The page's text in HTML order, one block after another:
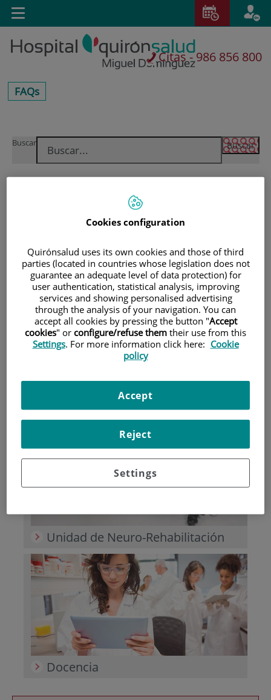
Saltar al contenido
centros-
faq
FAQs
Citas - 986 856 800
Buscar
Toggle
navigation
Pacientes y visitantes
Aseguradoras y mutuas
Unidad de Neuro-Rehabilitación
Docencia
Cookies configuration
Quirónsalud uses its own cookies and those of third
parties (located in countries whose legislation does not
guarantee an adequate level of data protection) for
user authentication, statistical analysis, improving
services and showing personalised advertising
through the analysis of your navigation. You can
accept all cookies by pressing the button "Accept
cookies" or configure/refuse them their use from this
Settings. For more information click here: Cookie
policy
Settings
Reject
Accept